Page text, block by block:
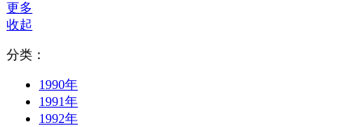
更多
收起
分类：
1990年
1991年
1992年